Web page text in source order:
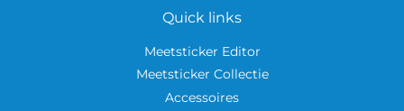
Quick links
Meetsticker Editor
Meetsticker Collectie
Accessoires